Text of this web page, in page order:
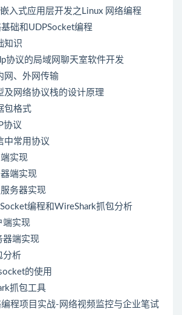
入式应用层开发之Linux 网络编程
础和UDPSocket编程
知识
协议的局域网聊天室软件开发
网、外网传输
及网络协议栈的设计原理
包格式
协议
中常用协议
实现
端实现
务器实现
Socket编程和WireShark抓包分析
端实现
器端实现
分析
的使用
抓包工具
程项目实战-网络视频监控与企业笔试